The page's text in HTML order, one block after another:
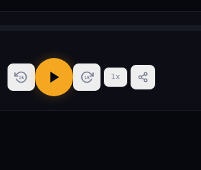
15 15 1x